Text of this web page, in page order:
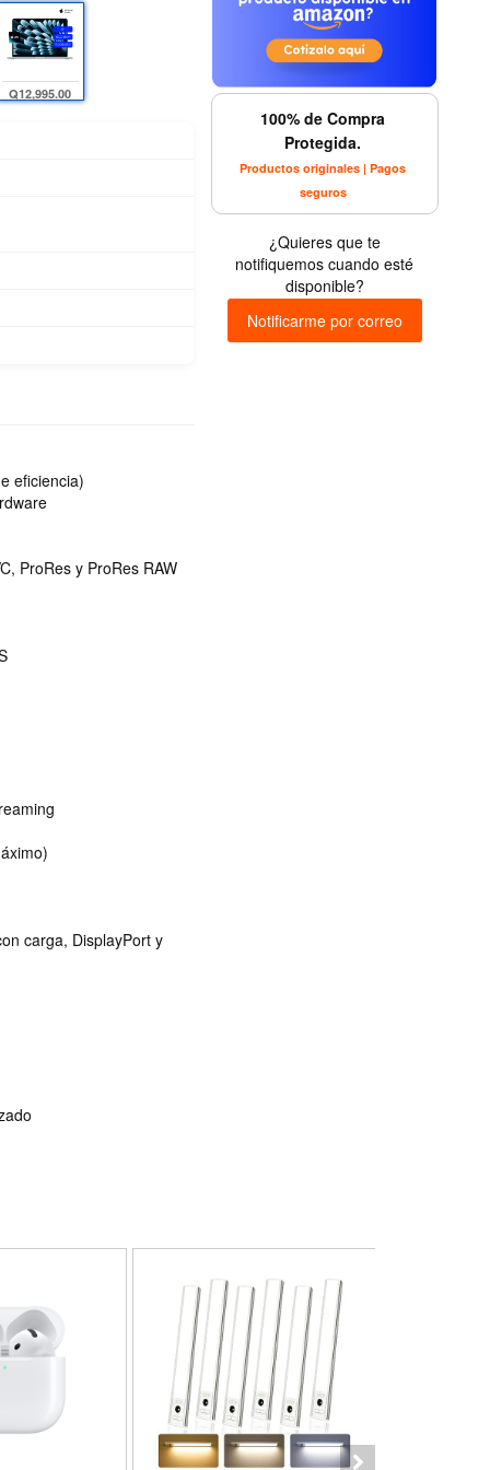
Q12,995.00
eficiencia)
ProRes y ProRes RAW
carga, DisplayPort y
100% de Compra
Protegida.
Productos originales | Pagos
seguros
¿Quieres que te
notifiquemos cuando esté
disponible?
Notificarme por correo